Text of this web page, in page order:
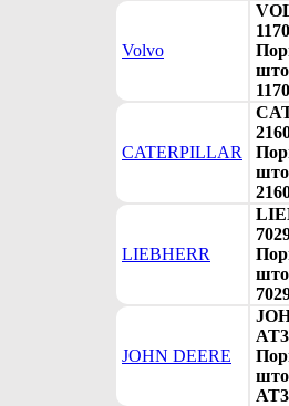
Volvo
CATERPILLAR
LIEBHERR
JOHN DEERE